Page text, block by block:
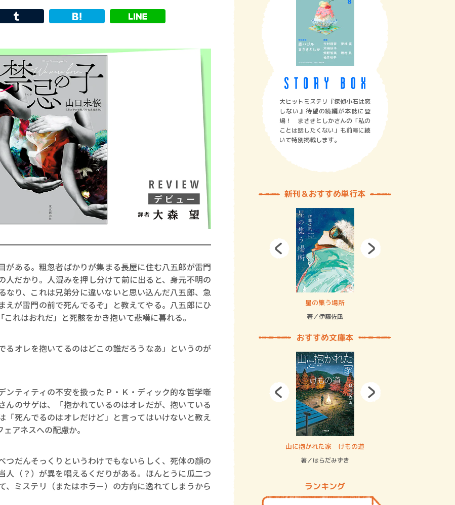
ある。粗忽者ばかりが集まる長屋に住む八五郎が雷門
人だかり。人混みを押し分けて前に出ると、身元不明の
なり、これは兄弟分に違いないと思い込んだ八五郎、急
えが雷門の前で死んでるぞ」と教えてやる。八五郎にひ
れはおれだ」と死骸をかき抱いて悲嘆に暮れる。
るオレを抱いてるのはどこの誰だろうなあ」というのが
ティティの不安を扱ったＰ・Ｋ・ディック的な哲学噺
んのサゲは、「抱かれているのはオレだが、抱いている
「死んでるのはオレだけど」と言ってはいけないと教え
アネスへの配慮か。
つだんそっくりというわけでもないらしく、死体の顔の
人（？）が異を唱えるくだりがある。ほんとうに瓜二つ
、ミステリ（またはホラー）の方向に逸れてしまうから
大ヒットミステリ『探偵小石は恋
しない』待望の続編が本誌に登
場！ まさきとしかさんの「私の
ことは話したくない」も前号に続
いて特別掲載します。
新刊＆おすすめ単行本
賞金稼ぎスリーサム！ 二重拘束の…
著／川瀬七緒
星の集う場所
著／伊藤佐凪
おすすめ文庫本
著／デボラ・イン…
山に抱かれた家 けもの道
著／はらだみずき
ランキング